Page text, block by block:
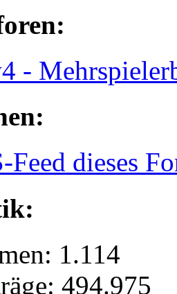
-
Feed dieses
1.114
494.975